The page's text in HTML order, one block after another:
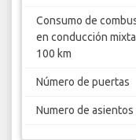
Consumo de
en conducción
100 km
Número de puertas
Numero de asientos